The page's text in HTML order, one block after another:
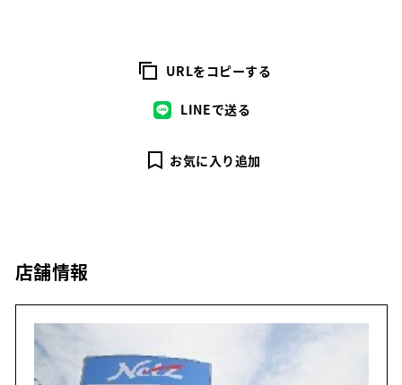
URLをコピーする
LINEで送る
お気に入り追加
店舗情報